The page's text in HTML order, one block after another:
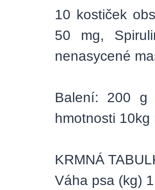
10 kostiček
50 mg,
nenasycené
Balení: 200
hmotnosti
KRMNÁ
Váha psa (kg)